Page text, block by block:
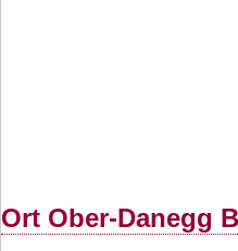
Ort Ober-Danegg